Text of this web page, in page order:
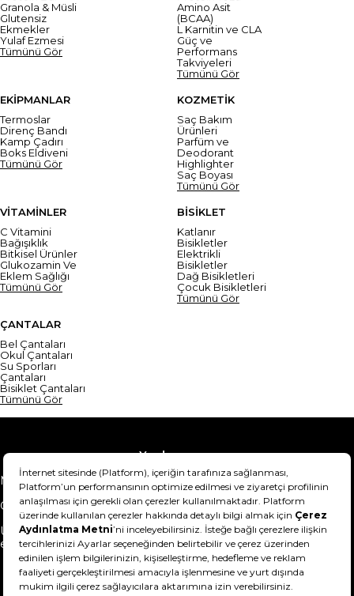
Granola & Müsli
Glutensiz
Ekmekler
Yulaf Ezmesi
Tümünü Gör
Amino Asit
(BCAA)
L Karnitin ve CLA
Güç ve
Performans
Takviyeleri
Tümünü Gör
EKİPMANLAR
Termoslar
Direnç Bandı
Kamp Çadırı
Boks Eldiveni
Tümünü Gör
KOZMETİK
Saç Bakım
Ürünleri
Parfüm ve
Deodorant
Highlighter
Saç Boyası
Tümünü Gör
VİTAMİNLER
C Vitamini
Bağışıklık
Bitkisel Ürünler
Glukozamin Ve
Eklem Sağlığı
Tümünü Gör
BİSİKLET
Katlanır
Bisikletler
Elektrikli
Bisikletler
Dağ Bisikletleri
Çocuk Bisikletleri
Tümünü Gör
ÇANTALAR
Bel Çantaları
Okul Çantaları
Su Sporları
Çantaları
Bisiklet Çantaları
Tümünü Gör
Yardım
Mesafeli Satış Sözleşmesi
Teslimat Bilgisi
Gizlilik Sözleşmesi
Şartlar & Koşullar
Ürünümü nasıl iade
edebilirim?
Hakkımızda